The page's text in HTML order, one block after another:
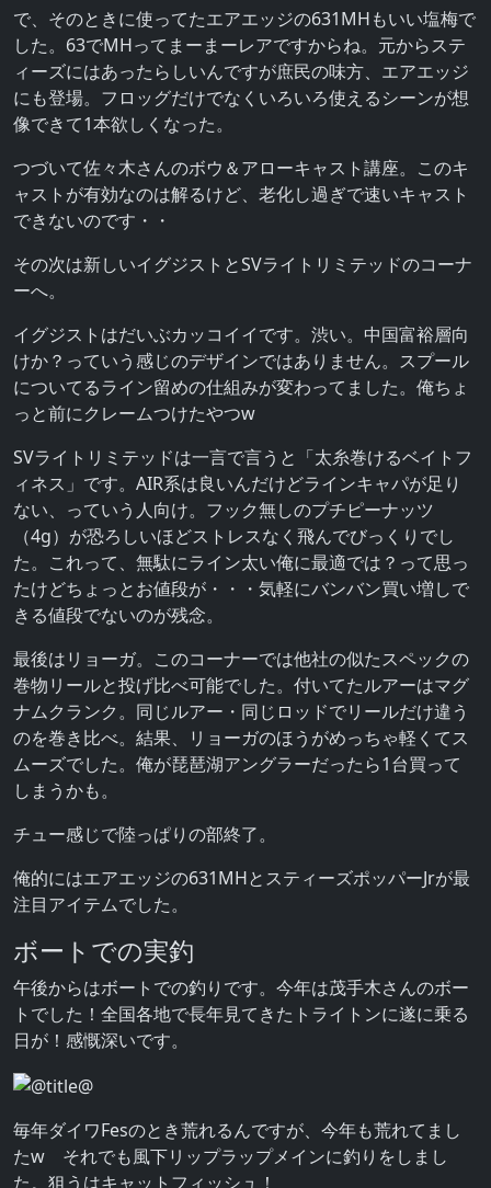
で、そのときに使ってたエアエッジの631MHもいい塩梅で
した。63でMHってまーまーレアですからね。元からステ
ィーズにはあったらしいんですが庶民の味方、エアエッジ
にも登場。フロッグだけでなくいろいろ使えるシーンが想
像できて1本欲しくなった。
つづいて佐々木さんのボウ＆アローキャスト講座。このキ
ャストが有効なのは解るけど、老化し過ぎで速いキャスト
できないのです・・
その次は新しいイグジストとSVライトリミテッドのコーナ
ーへ。
イグジストはだいぶカッコイイです。渋い。中国富裕層向
けか？っていう感じのデザインではありません。スプール
についてるライン留めの仕組みが変わってました。俺ちょ
っと前にクレームつけたやつw
SVライトリミテッドは一言で言うと「太糸巻けるベイトフ
ィネス」です。AIR系は良いんだけどラインキャパが足り
ない、っていう人向け。フック無しのプチピーナッツ
（4g）が恐ろしいほどストレスなく飛んでびっくりでし
た。これって、無駄にライン太い俺に最適では？って思っ
たけどちょっとお値段が・・・気軽にバンバン買い増しで
きる値段でないのが残念。
最後はリョーガ。このコーナーでは他社の似たスペックの
巻物リールと投げ比べ可能でした。付いてたルアーはマグ
ナムクランク。同じルアー・同じロッドでリールだけ違う
のを巻き比べ。結果、リョーガのほうがめっちゃ軽くてス
ムーズでした。俺が琵琶湖アングラーだったら1台買って
しまうかも。
チュー感じで陸っぱりの部終了。
俺的にはエアエッジの631MHとスティーズポッパーJrが最
注目アイテムでした。
ボートでの実釣
午後からはボートでの釣りです。今年は茂手木さんのボー
トでした！全国各地で長年見てきたトライトンに遂に乗る
日が！感慨深いです。
毎年ダイワFesのとき荒れるんですが、今年も荒れてまし
たw それでも風下リップラップメインに釣りをしまし
た。狙うはキャットフィッシュ！